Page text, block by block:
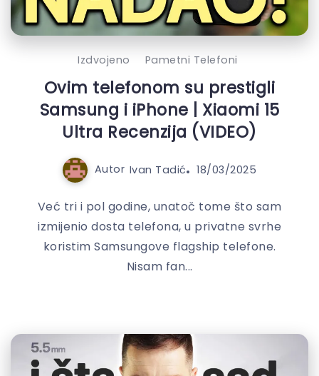
Izdvojeno Pametni Telefoni
Ovim telefonom su prestigli
Samsung i iPhone | Xiaomi 15
Ultra Recenzija (VIDEO)
Autor Ivan Tadić 18/03/2025
Već tri i pol godine, unatoč tome što sam
izmijenio dosta telefona, u privatne svrhe
koristim Samsungove flagship telefone.
Nisam fan...